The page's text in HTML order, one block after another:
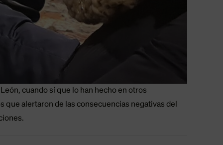
cuando sí que lo han hecho en otros
alertaron de las consecuencias negativas del